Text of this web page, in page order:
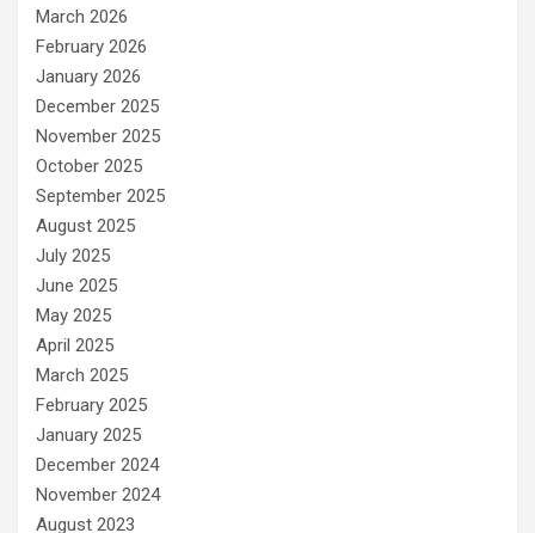
March 2026
February 2026
January 2026
December 2025
November 2025
October 2025
September 2025
August 2025
July 2025
June 2025
May 2025
April 2025
March 2025
February 2025
January 2025
December 2024
November 2024
August 2023